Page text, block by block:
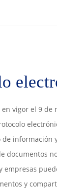
vigor el 9 de
información
documentos
empresas
y